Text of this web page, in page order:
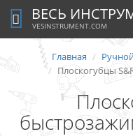
ВЕСЬ
VESINSTRUMENT.COM
Главная
Плоскогубцы